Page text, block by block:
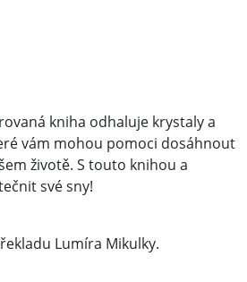
kniha odhaluje krystaly a
vám mohou pomoci dosáhnout
životě. S touto knihou a
své sny!
Lumíra Mikulky.